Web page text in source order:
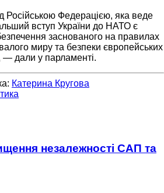
Російською Федерацією, яка веде
вступ України до НАТО є
заснованого на правилах
миру та безпеки європейських
— дали у парламенті.
Катерина Кругова
незалежності САП та